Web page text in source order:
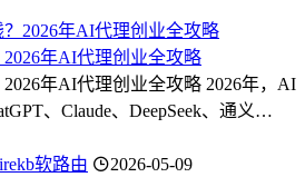
年AI代理创业全攻略
年AI代理创业全攻略 2026年，AI
、Claude、DeepSeek、通义…
软路由
2026-05-09